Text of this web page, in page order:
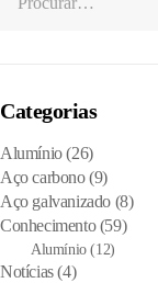
Categorias
Alumínio(26)
Aço carbono(9)
Aço galvanizado (8)
Conhecimento(59)
Alumínio(12)
Notícias(4)